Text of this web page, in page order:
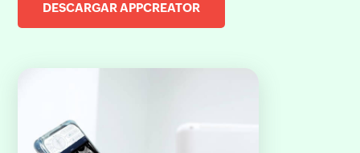
DESCARGAR APPCREATOR